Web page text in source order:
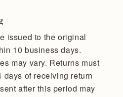
issued to the original
10 business days.
may vary. Returns must
of receiving return
after this period may